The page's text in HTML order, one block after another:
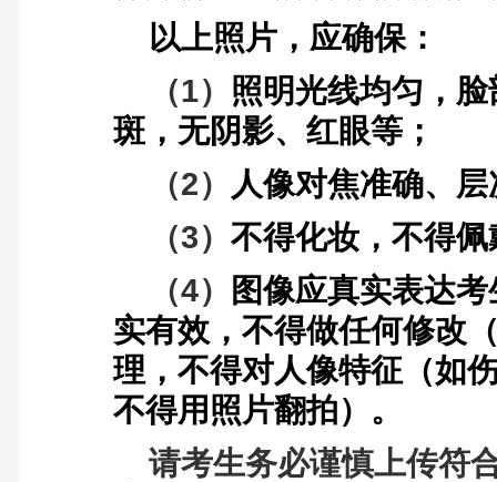
以上照片， 应确保：
（1） 照明光线均匀，
斑，无阴影、红眼等；
（2）
人像对焦准确、
（3） 不得化妆，不得
（4）
图像应真实表达
实有效， 不得做任何修改
理，不得对人像特征（如
不得用照片翻拍） 。
请考生务必谨慎上传符